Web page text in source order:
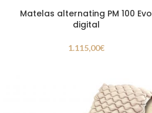
Matelas alternating PM 100 Evo
digital
1.115,00€